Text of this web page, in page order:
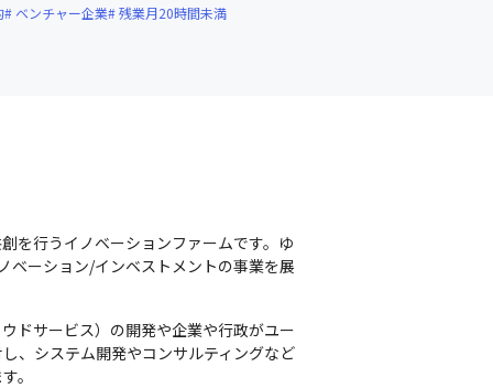
ベンチャー企業 残業月20時間未満
を行うイノベーションファームです。ゆ
ベーション/インベストメントの事業を展
ドサービス）の開発や企業や行政がユー
、システム開発やコンサルティングなど
。